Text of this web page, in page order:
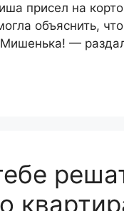
присел на
объяснить,
—